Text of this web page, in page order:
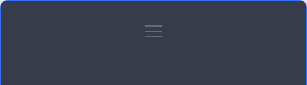
Gizlilik Politikası
menüyü